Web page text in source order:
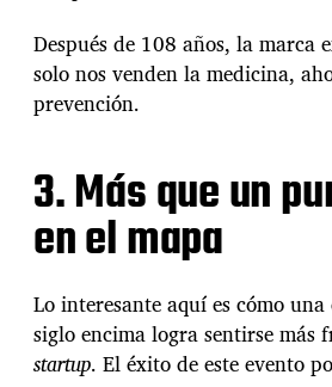
Después de 108 años, la marca
solo nos venden la medicina,
prevención.
3. Más que un
en el mapa
Lo interesante aquí es cómo
siglo encima logra sentirse más
startup. El éxito de este evento